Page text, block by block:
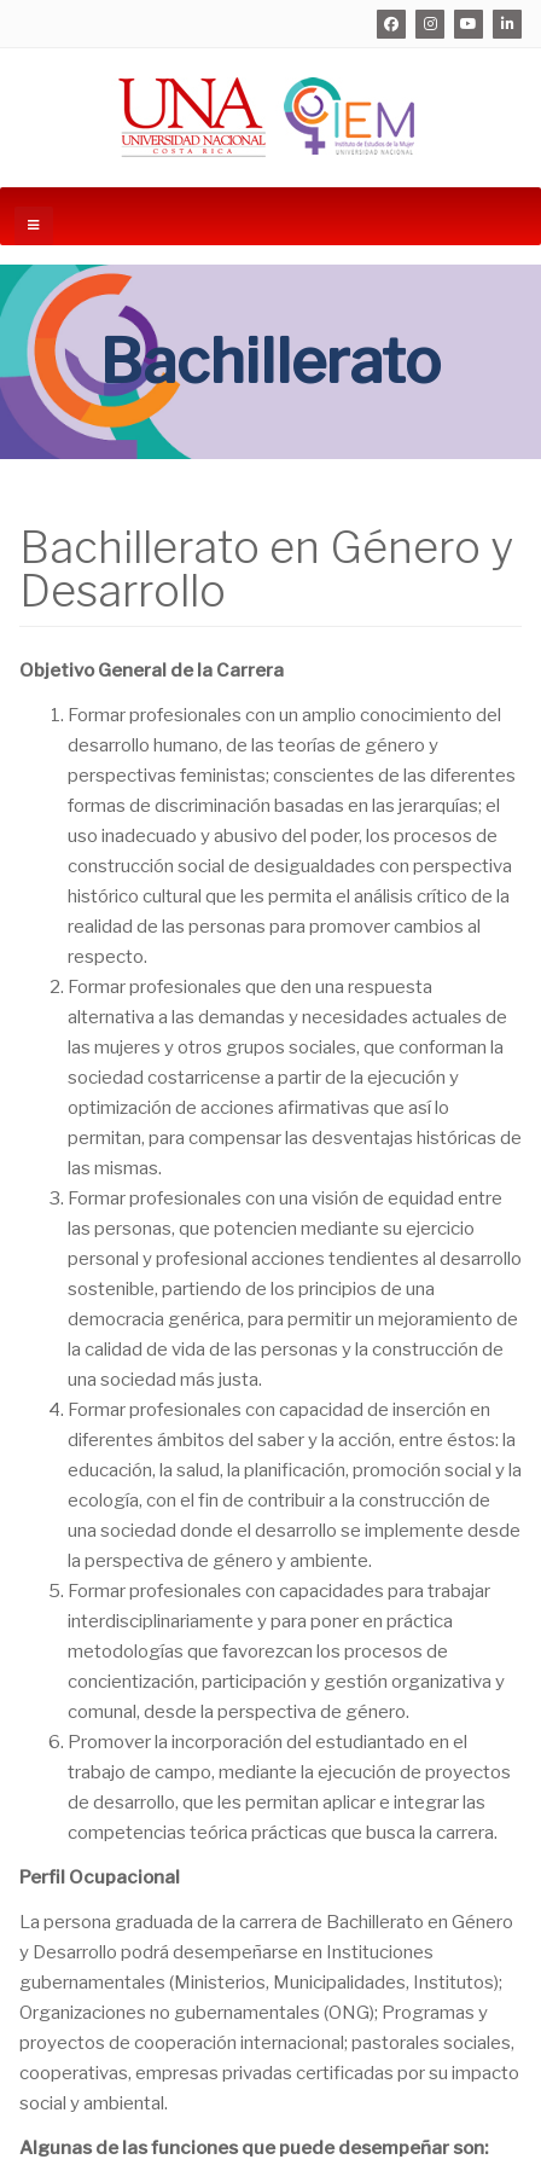
Bachillerato
Bachillerato en Género y
Desarrollo
Objetivo General de la Carrera
Formar profesionales con un amplio conocimiento del
desarrollo humano, de las teorías de género y
perspectivas feministas; conscientes de las diferentes
formas de discriminación basadas en las jerarquías; el
uso inadecuado y abusivo del poder, los procesos de
construcción social de desigualdades con perspectiva
histórico cultural que les permita el análisis crítico de la
realidad de las personas para promover cambios al
respecto.
Formar profesionales que den una respuesta
alternativa a las demandas y necesidades actuales de
las mujeres y otros grupos sociales, que conforman la
sociedad costarricense a partir de la ejecución y
optimización de acciones afirmativas que así lo
permitan, para compensar las desventajas históricas de
las mismas.
Formar profesionales con una visión de equidad entre
las personas, que potencien mediante su ejercicio
personal y profesional acciones tendientes al desarrollo
sostenible, partiendo de los principios de una
democracia genérica, para permitir un mejoramiento de
la calidad de vida de las personas y la construcción de
una sociedad más justa.
Formar profesionales con capacidad de inserción en
diferentes ámbitos del saber y la acción, entre éstos: la
educación, la salud, la planificación, promoción social y la
ecología, con el fin de contribuir a la construcción de
una sociedad donde el desarrollo se implemente desde
la perspectiva de género y ambiente.
Formar profesionales con capacidades para trabajar
interdisciplinariamente y para poner en práctica
metodologías que favorezcan los procesos de
concientización, participación y gestión organizativa y
comunal, desde la perspectiva de género.
Promover la incorporación del estudiantado en el
trabajo de campo, mediante la ejecución de proyectos
de desarrollo, que les permitan aplicar e integrar las
competencias teórica prácticas que busca la carrera.
Perfil Ocupacional
La persona graduada de la carrera de Bachillerato en Género
y Desarrollo podrá desempeñarse en Instituciones
gubernamentales (Ministerios, Municipalidades, Institutos);
Organizaciones no gubernamentales (ONG); Programas y
proyectos de cooperación internacional; pastorales sociales,
cooperativas, empresas privadas certificadas por su impacto
social y ambiental.
Algunas de las funciones que puede desempeñar son: